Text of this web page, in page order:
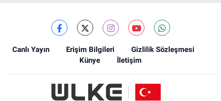
Canlı Yayın Erişim Bilgileri
Gizlilik Sözleşmesi
Künye
İletişim